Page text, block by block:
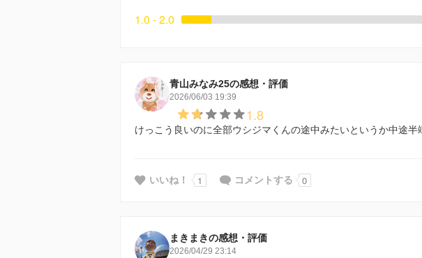
1.0 - 2.0
青山みなみ25の感想・評価
2026/06/03 19:39
1.8
けっこう良いのに全部ウシジマくんの途中みたいというか中途半
いいね！ 1 コメントする 0
まきまきの感想・評価
2026/04/29 23:14